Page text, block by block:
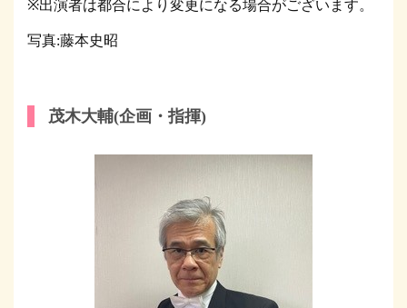
※出演者は都合により変更になる場合がございます。
写真:藤本史昭
茂木大輔(企画・指揮)